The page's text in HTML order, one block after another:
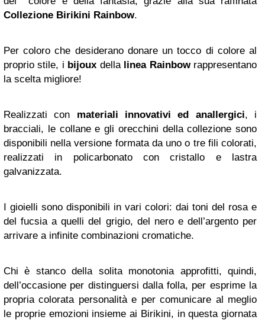
Collezione Birikini Rainbow.
Per coloro che desiderano donare un tocco di colore al
proprio stile, i bijoux della linea Rainbowrappresentano
la scelta migliore!
Realizzati con materiali innovativi ed anallergici, i
bracciali, le collane e gli orecchini della collezione sono
disponibili nella versione formata da uno o tre fili colorati,
realizzati in policarbonato con cristallo e lastra
galvanizzata.
I gioielli sono disponibili in vari colori: dai toni del rosa e
del fucsia a quelli del grigio, del nero e dell’argento per
arrivare a infinite combinazioni cromatiche.
Chi è stanco della solita monotonia approfitti, quindi,
dell’occasione per distinguersi dalla folla, per esprime la
propria colorata personalità e per comunicare al meglio
le proprie emozioni insieme ai Birikini, in questa giornata